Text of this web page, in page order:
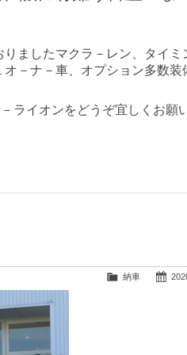
ましたマクラ－レン、タイミ
－ナ－車、オプション多数装
ライオンをどうぞ宜しくお願
納車